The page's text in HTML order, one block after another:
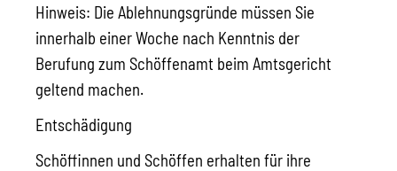
Hinweis: Die Ablehnungsgründe müssen Sie
innerhalb einer Woche nach Kenntnis der
Berufung zum Schöffenamt beim Amtsgericht
geltend machen.
Entschädigung
Schöffinnen und Schöffen erhalten für ihre